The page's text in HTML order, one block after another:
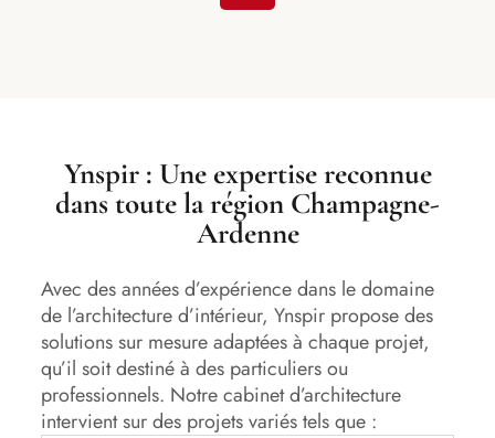
Ynspir : Une expertise reconnue
dans toute la région Champagne-
Ardenne
Avec des années d’expérience dans le domaine
de l’architecture d’intérieur, Ynspir propose des
solutions sur mesure adaptées à chaque projet,
qu’il soit destiné à des particuliers ou
professionnels. Notre cabinet d’architecture
intervient sur des projets variés tels que :